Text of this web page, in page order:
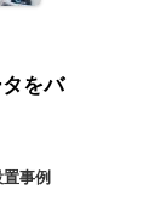
をバ
事例